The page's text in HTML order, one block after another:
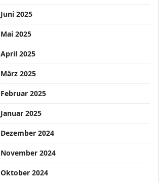
Juni 2025
Mai 2025
April 2025
März 2025
Februar 2025
Januar 2025
Dezember 2024
November 2024
Oktober 2024